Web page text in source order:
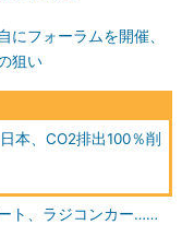
にフォーラムを開催、
狙い
本、CO2排出100％削
ト、ラジコンカー……